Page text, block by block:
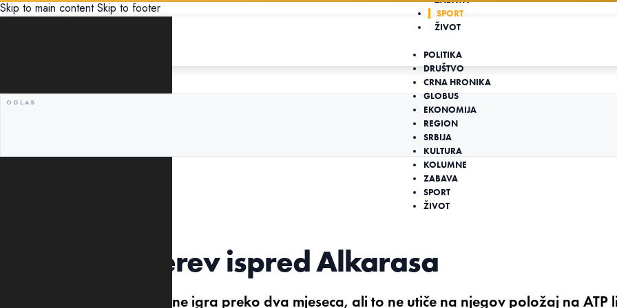
Skip to main content Skip to footer
SPORT
ŽIVOT
POLITIKA
DRUŠTVO
CRNA HRONIKA
GLOBUS
EKONOMIJA
REGION
SRBIJA
KULTURA
KOLUMNE
ZABAVA
SPORT
ŽIVOT
ATP lista: Zverev ispred Alkarasa
Janik Siner zbog dopinga ne igra preko dva mjeseca, ali to ne utiče na njegov položaj na ATP